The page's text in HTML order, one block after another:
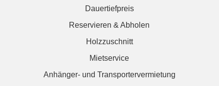
Dauertiefpreis
Reservieren & Abholen
Holzzuschnitt
Mietservice
Anhänger- und Transportervermietung